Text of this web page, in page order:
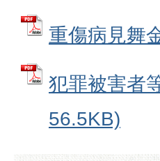
重傷病見舞
犯罪被害者
56.5KB)